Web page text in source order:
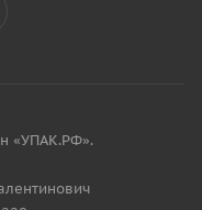
«УПАК.РФ».